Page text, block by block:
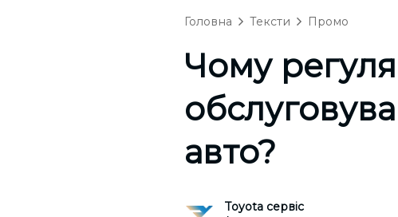
Головна Тексти Промо
Чому
авто?
Toyota сервіс